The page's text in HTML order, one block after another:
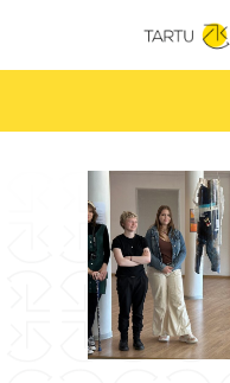
TARTU
ESILEHT
UUDISED
ÕPPIMINE